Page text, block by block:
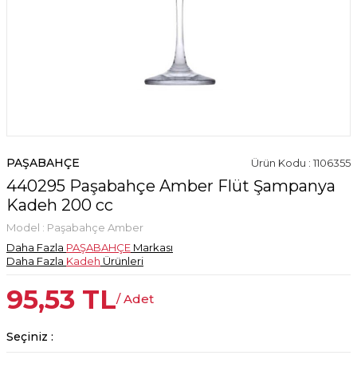
PAŞABAHÇE Ürün Kodu : 1106355
440295 Paşabahçe Amber Flüt Şampanya
Kadeh 200 cc
Model : Paşabahçe Amber
Daha Fazla PAŞABAHÇE Markası
Daha Fazla Kadeh Ürünleri
95,53 TL/ Adet
Seçiniz :